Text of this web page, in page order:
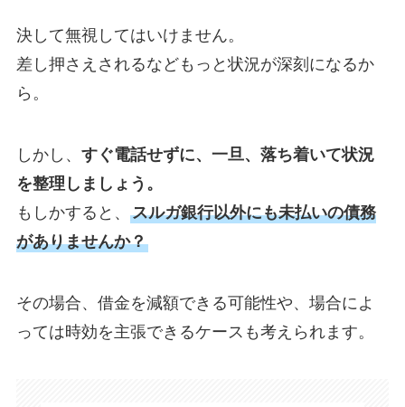
決して無視してはいけません。
差し押さえされるなどもっと状況が深刻になるか
ら。
しかし、 すぐ電話せずに、一旦、落ち着いて状況
を整理しましょう。
もしかすると、 スルガ銀行以外にも未払いの債務
がありませんか？
​その場合、借金を減額できる可能性や、場合によ
っては時効を主張できるケースも考えられます。